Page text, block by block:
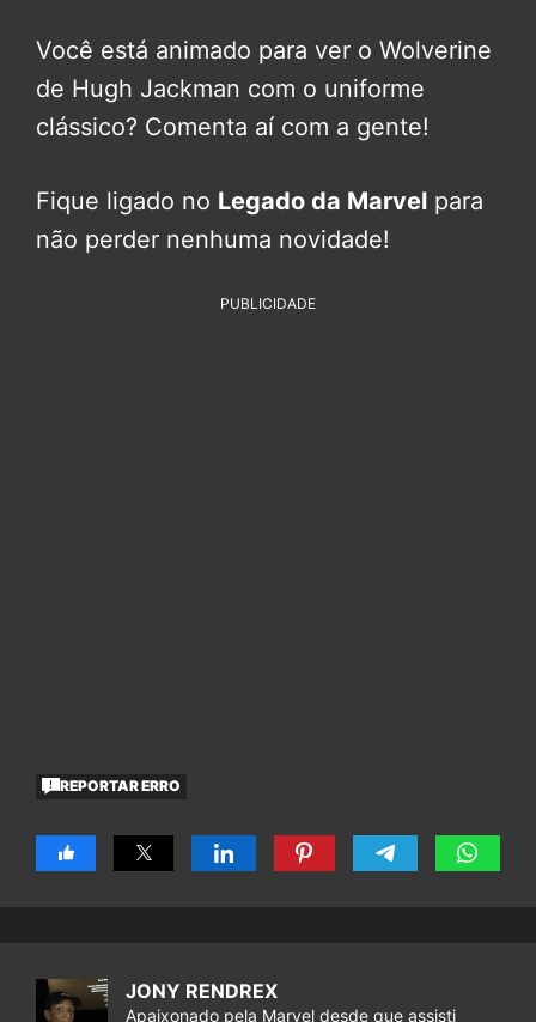
Você está animado para ver o Wolverine
de Hugh Jackman com o uniforme
clássico? Comenta aí com a gente!
Fique ligado no Legado da Marvel para
não perder nenhuma novidade!
PUBLICIDADE
REPORTAR ERRO
JONY RENDREX
Apaixonado pela Marvel desde que assisti